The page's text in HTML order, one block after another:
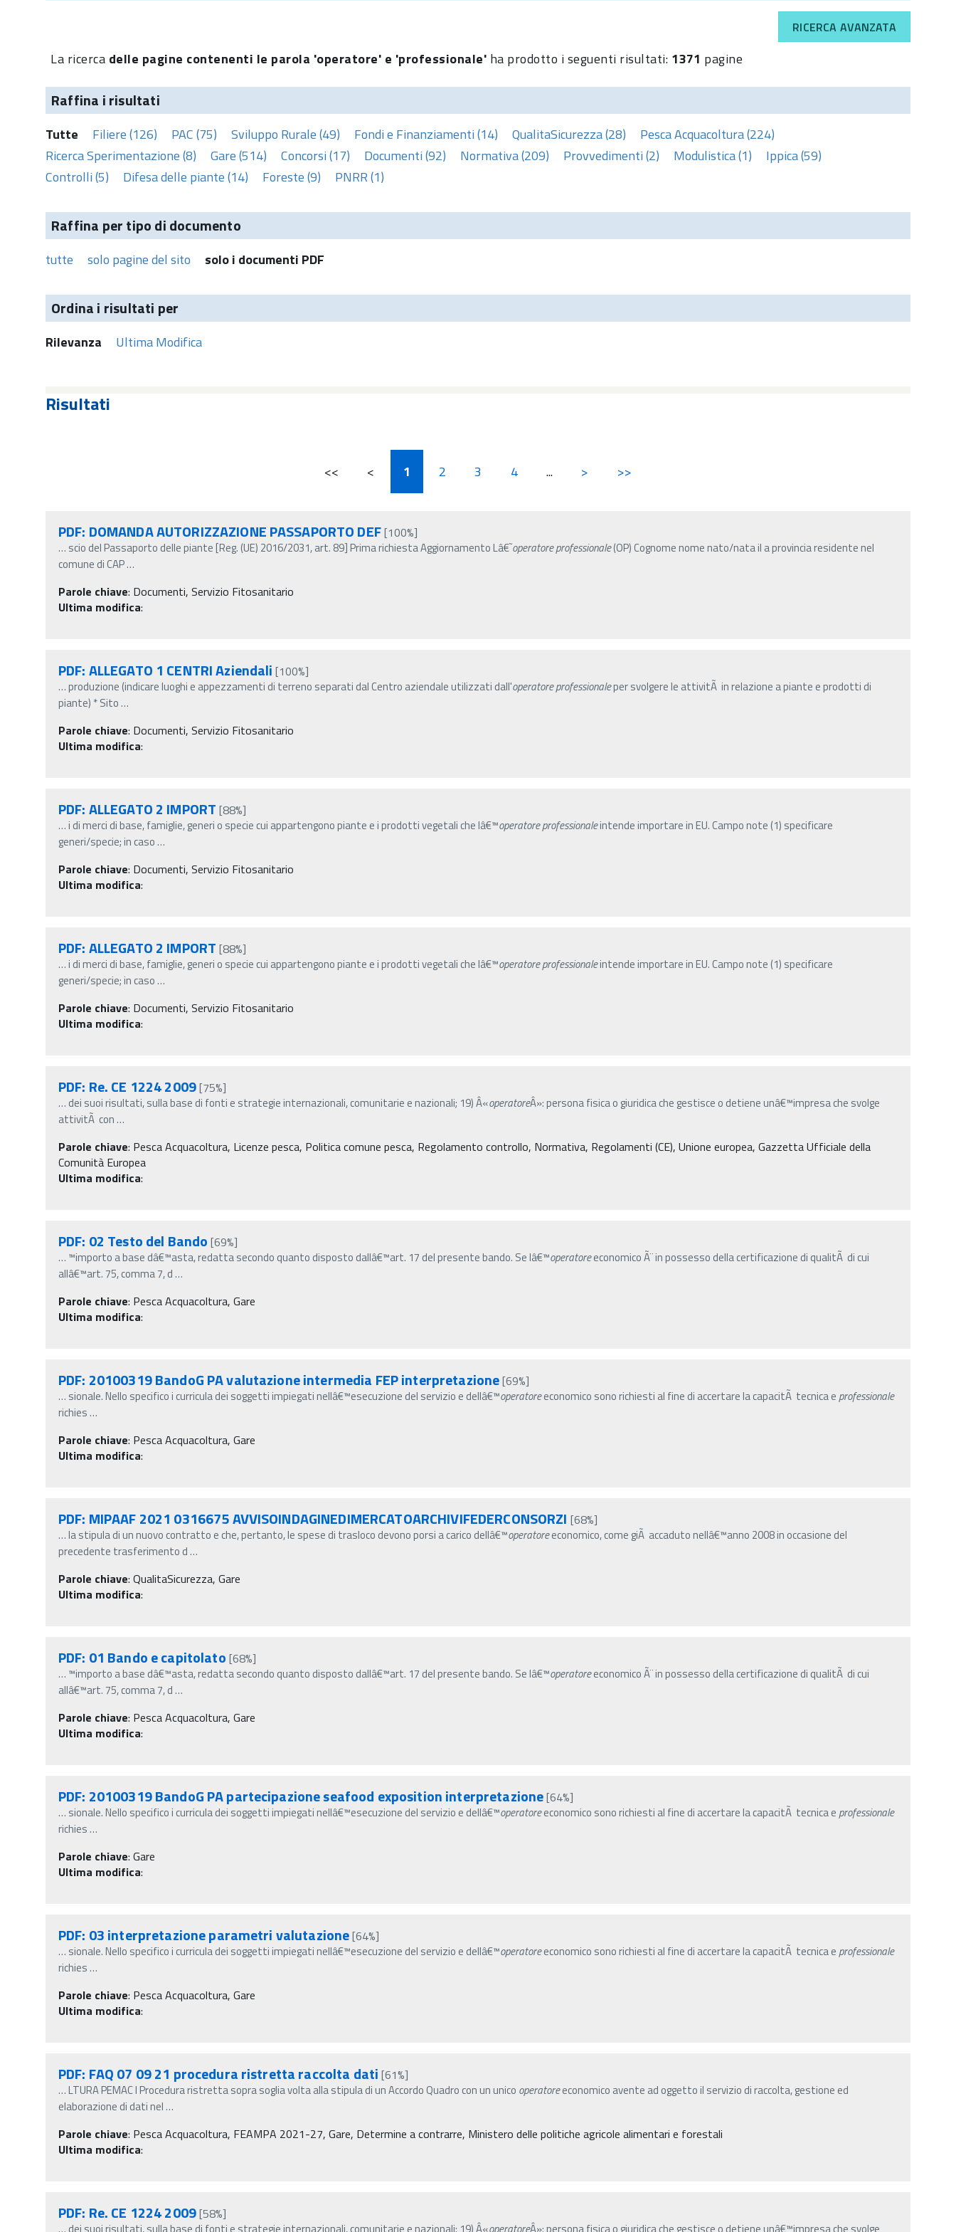
RICERCA AVANZATA
La ricerca delle pagine contenenti le parola 'operatore' e 'professionale' ha prodotto i seguenti risultati: 1371 pagine
Raffina i risultati
Tutte Filiere (126) PAC (75) Sviluppo Rurale (49) Fondi e Finanziamenti (14) QualitaSicurezza (28)
Pesca Acquacoltura (224)
Ricerca Sperimentazione (8)
Gare (514) Concorsi (17) Documenti (92) Normativa (209) Provvedimenti (2) Modulistica (1)
Ippica (59)
Controlli (5)
Difesa delle piante (14) Foreste (9) PNRR (1)
Raffina per tipo di documento
tutte solo pagine del sito solo i documenti PDF
Ordina i risultati per
Rilevanza Ultima Modifica
Risultati
<< < 1 2 3 4 ... > >>
PDF: DOMANDA AUTORIZZAZIONE PASSAPORTO DEF[100%]
… scio del Passaporto delle piante [Reg. (UE) 2016/2031, art. 89] Prima richiesta Aggiornamento Lâ€˜operatoreprofessionale(OP) Cognome nome nato/nata il a provincia residente nel
comune di CAP…
Parole chiave: Documenti, Servizio Fitosanitario
Ultima modifica:
PDF: ALLEGATO 1 CENTRI Aziendali [100%]
…produzione (indicare luoghi e appezzamenti di terreno separati dal Centro aziendale utilizzati dall'operatoreprofessionaleper svolgere le attivitÃ in relazione a piante e prodotti di
piante) * Sito…
Parole chiave: Documenti, Servizio Fitosanitario
Ultima modifica:
PDF: ALLEGATO 2 IMPORT [88%]
…i di merci di base, famiglie, generi o specie cui appartengono piante e i prodotti vegetali che lâ€™operatoreprofessionaleintende importare in EU. Campo note (1) specificare
generi/specie; in caso…
Parole chiave: Documenti, Servizio Fitosanitario
Ultima modifica:
PDF: ALLEGATO 2 IMPORT [88%]
…i di merci di base, famiglie, generi o specie cui appartengono piante e i prodotti vegetali che lâ€™operatoreprofessionaleintende importare in EU. Campo note (1) specificare
generi/specie; in caso…
Parole chiave: Documenti, Servizio Fitosanitario
Ultima modifica:
PDF: Re. CE 1224 2009[75%]
…dei suoi risultati, sulla base di fonti e strategie internazionali, comunitarie e nazionali; 19) Â«operatoreÂ»: persona fisica o giuridica che gestisce o detiene unâ€™impresa che svolge
attivitÃ con…
Parole chiave: Pesca Acquacoltura, Licenze pesca, Politica comune pesca, Regolamento controllo, Normativa, Regolamenti (CE), Unione europea, Gazzetta Ufficiale della
Comunità Europea
Ultima modifica:
PDF: 02 Testo del Bando [69%]
… ™importo a base dâ€™asta, redatta secondo quanto disposto dallâ€™art. 17 del presente bando. Se lâ€™operatoreeconomico Ã¨ in possesso della certificazione di qualitÃ di cui
allâ€™art. 75, comma 7, d…
Parole chiave: Pesca Acquacoltura, Gare
Ultima modifica:
PDF: 20100319 BandoG PA valutazione intermedia FEP interpretazione[69%]
… sionale. Nello specifico i curricula dei soggetti impiegati nellâ€™esecuzione del servizio e dellâ€™operatoreeconomico sono richiesti al fine di accertare la capacitÃ tecnica eprofessionale
richies…
Parole chiave: Pesca Acquacoltura, Gare
Ultima modifica:
PDF: MIPAAF 2021 0316675 AVVISOINDAGINEDIMERCATOARCHIVIFEDERCONSORZI [68%]
…la stipula di un nuovo contratto e che, pertanto, le spese di trasloco devono porsi a carico dellâ€™operatoreeconomico, come giÃ accaduto nellâ€™anno 2008 in occasione del
precedente trasferimento d…
Parole chiave: QualitaSicurezza, Gare
Ultima modifica:
PDF: 01 Bando e capitolato [68%]
… ™importo a base dâ€™asta, redatta secondo quanto disposto dallâ€™art. 17 del presente bando. Se lâ€™operatoreeconomico Ã¨ in possesso della certificazione di qualitÃ di cui
allâ€™art. 75, comma 7, d…
Parole chiave: Pesca Acquacoltura, Gare
Ultima modifica:
PDF: 20100319 BandoG PA partecipazione seafood exposition interpretazione[64%]
… sionale. Nello specifico i curricula dei soggetti impiegati nellâ€™esecuzione del servizio e dellâ€™operatoreeconomico sono richiesti al fine di accertare la capacitÃ tecnica eprofessionale
richies…
Parole chiave: Gare
Ultima modifica:
PDF: 03 interpretazione parametri valutazione[64%]
… sionale. Nello specifico i curricula dei soggetti impiegati nellâ€™esecuzione del servizio e dellâ€™operatoreeconomico sono richiesti al fine di accertare la capacitÃ tecnica eprofessionale
richies…
Parole chiave: Pesca Acquacoltura, Gare
Ultima modifica:
PDF: FAQ 07 09 21 procedura ristretta raccolta dati [61%]
…LTURA PEMAC I Procedura ristretta sopra soglia volta alla stipula di un Accordo Quadro con un unico operatoreeconomico avente ad oggetto il servizio di raccolta, gestione ed
elaborazione di dati nel…
Parole chiave: Pesca Acquacoltura, FEAMPA 2021-27, Gare, Determine a contrarre, Ministero delle politiche agricole alimentari e forestali
Ultima modifica:
PDF: Re. CE 1224 2009[58%]
…dei suoi risultati, sulla base di fonti e strategie internazionali, comunitarie e nazionali; 19) Â«operatoreÂ»: persona fisica o giuridica che gestisce o detiene unâ€™impresa che svolge